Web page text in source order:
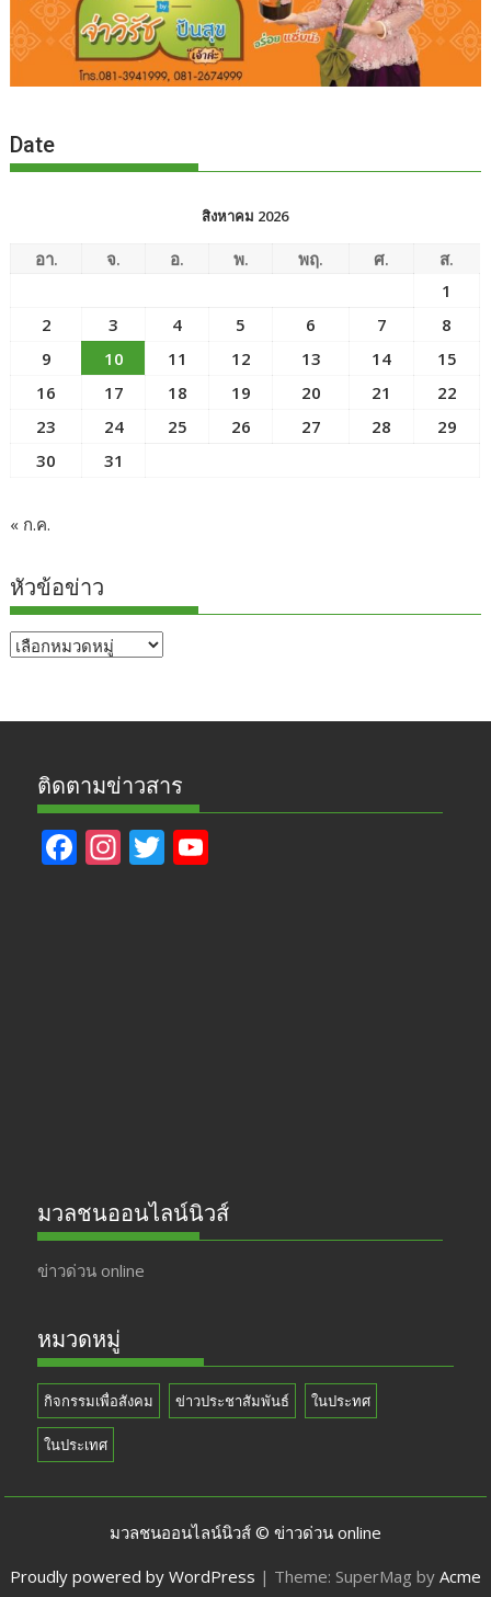
Date
สิงหาคม 2026
อา. จ. อ. พ. พฤ. ศ.
ส.
1
2
3 4 5 6 7
8
9
10 11 12 13 14
15
16
17 18 19 20 21
22
23
24 25 26 27 28
29
30
31
« ก.ค.
หัวข้อข่าว
หัวข้อ
ติดตามข่าวสาร
F In T
มวลชนออนไลน์นิวส์
ข่าวด่วน online
หมวดหมู่
กิจกรรมเพื่อสังคม ข่าวประชาสัมพันธ์ ในประทศ
ในประเทศ
มวลชนออนไลน์นิวส์ © ข่าวด่วน online
Proudly powered by WordPress | Theme: SuperMag by Acme